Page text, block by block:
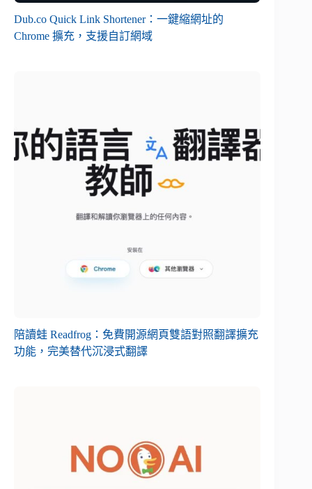
Dub.co Quick Link Shortener：一鍵縮網址的
Chrome 擴充，支援自訂網域
陪讀蛙 Readfrog：免費開源網頁雙語對照翻譯擴充
功能，完美替代沉浸式翻譯